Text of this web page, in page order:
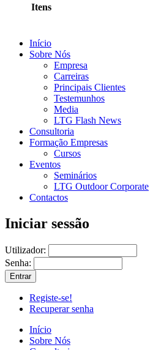
Itens
Início
Sobre Nós
Empresa
Carreiras
Principais Clientes
Testemunhos
Media
LTG Flash News
Consultoria
Formação Empresas
Cursos
Eventos
Seminários
LTG Outdoor Corporate
Contactos
Iniciar sessão
Utilizador:
Senha:
Registe-se!
Recuperar senha
Início
Sobre Nós